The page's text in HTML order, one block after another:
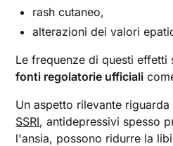
rash cutaneo,
alterazioni dei valori
Le frequenze di questi effetti
fonti regolatorie ufficiali
Un aspetto rilevante
SSRI, antidepressivi spesso
l'ansia, possono ridurre la